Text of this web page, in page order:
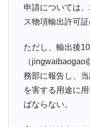
申請については
ス物項輸出許可
ただし、輸出後
（
務部に報告し、
を害する用途に
ばならない。